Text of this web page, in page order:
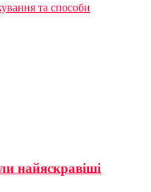
та способи
найяскравіші